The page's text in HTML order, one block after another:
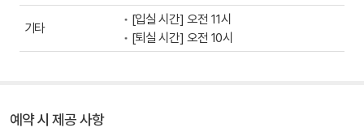
기타
[입실 시간] 오전 11시
[퇴실 시간] 오전 10시
예약 시 제공 사항